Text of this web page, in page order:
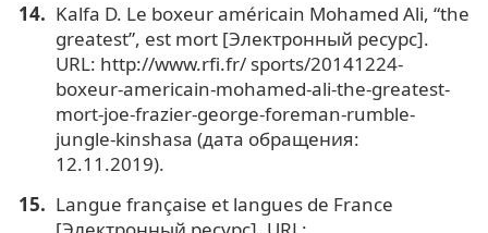
Kalfa D. Le boxeur américain Mohamed Ali, “the
greatest”, est mort [Электронный ресурс].
URL: http://www.rfi.fr/ sports/20141224-
boxeur-americain-mohamed-ali-the-greatest-
mort-joe-frazier-george-foreman-rumble-
jungle-kinshasa (дата обращения:
12.11.2019).
Langue française et langues de France